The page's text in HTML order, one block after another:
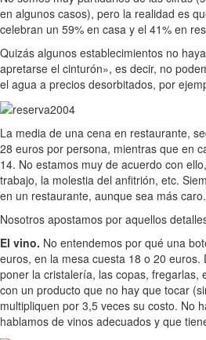
en algunos casos), pero la realidad es
celebran un 59% en casa y el 41% en
Quizás algunos establecimientos no
apretarse el cinturón», es decir, no
el agua a precios desorbitados, por
La media de una cena en restaurante,
28 euros por persona, mientras que en
14. No estamos muy de acuerdo con
trabajo, la molestia del anfitrión, etc.
en un restaurante, aunque sea más caro.
Nosotros apostamos por aquellos
El vino. No entendemos por qué una
euros, en la mesa cuesta 18 o 20 euros.
poner la cristalería, las copas, fregarlas,
con un producto que no hay que tocar
multipliquen por 3,5 veces su costo. No
hablamos de vinos adecuados y que